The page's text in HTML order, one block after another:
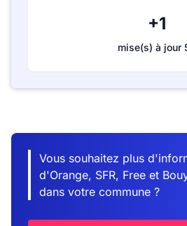
+1
mise(s) à jour
Vous souhaitez plus
d'Orange, SFR, Free et
dans votre commune ?